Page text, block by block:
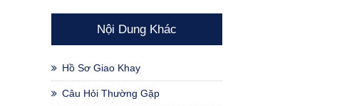
Nội Dung Khác
Hồ Sơ Giao Khay
Câu Hỏi Thường Gặp